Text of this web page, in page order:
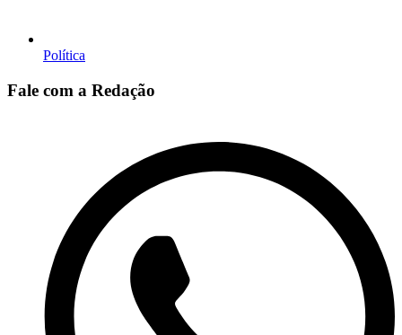
Política
Fale com a Redação